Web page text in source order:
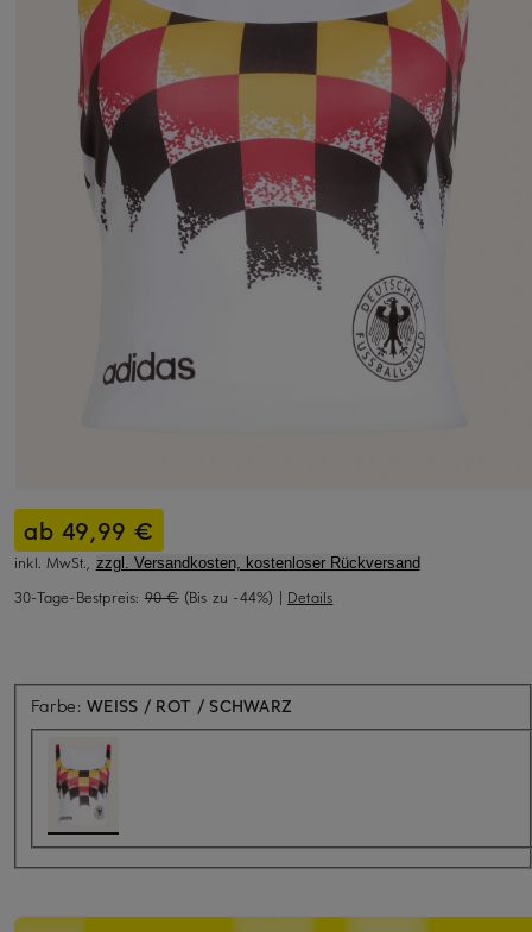
ab 49,99 €
inkl. MwSt., zzgl. Versandkosten, kostenloser Rückversand
30-Tage-Bestpreis: 90 € (Bis zu -44%) | Details
Farbe:WEISS / ROT / SCHWARZ